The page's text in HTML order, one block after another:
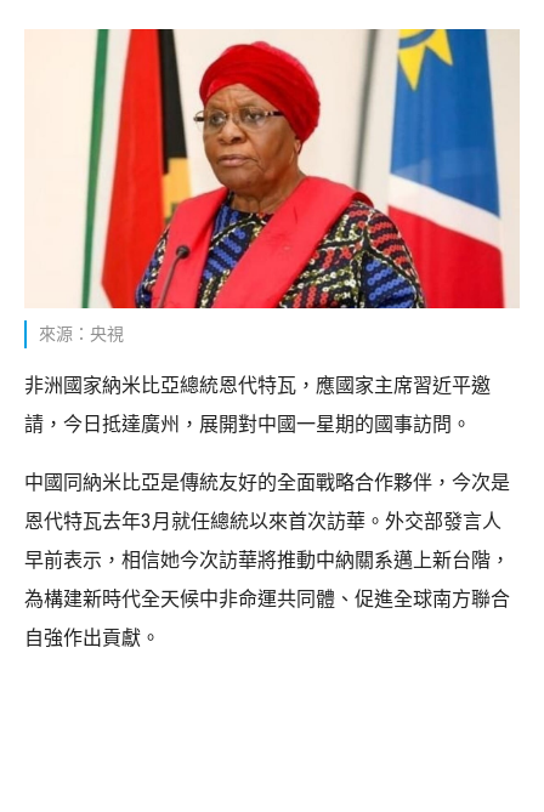
來源：央視
非洲國家納米比亞總統恩代特瓦，應國家主席習近平邀
請，今日抵達廣州，展開對中國一星期的國事訪問。
中國同納米比亞是傳統友好的全面戰略合作夥伴，今次是
恩代特瓦去年3月就任總統以來首次訪華。外交部發言人
早前表示，相信她今次訪華將推動中納關系邁上新台階，
為構建新時代全天候中非命運共同體、促進全球南方聯合
自強作出貢獻。